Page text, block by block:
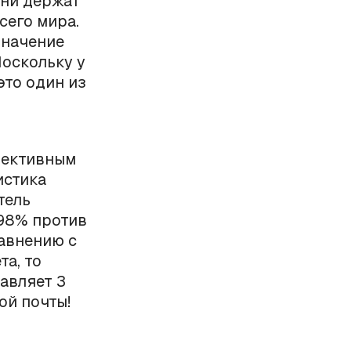
мира.
у
один из
против
с
то
3
почты!